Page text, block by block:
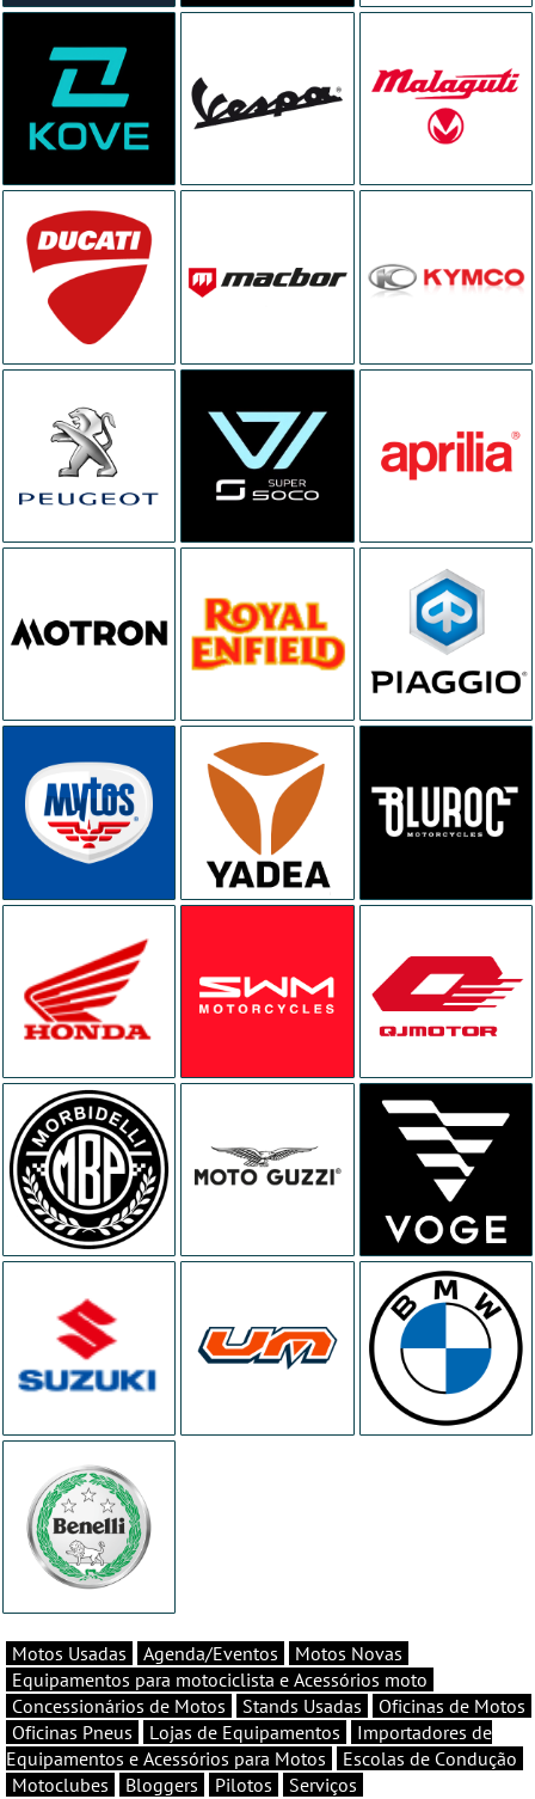
Motos Usadas Agenda/Eventos
Motos Novas
Equipamentos para motociclista e Acessórios moto
Concessionários de Motos
Stands Usadas
Oficinas de Motos
Oficinas Pneus
Lojas de Equipamentos
Importadores de
Equipamentos e Acessórios para Motos
Escolas de Condução
Motoclubes
Bloggers Pilotos Serviços